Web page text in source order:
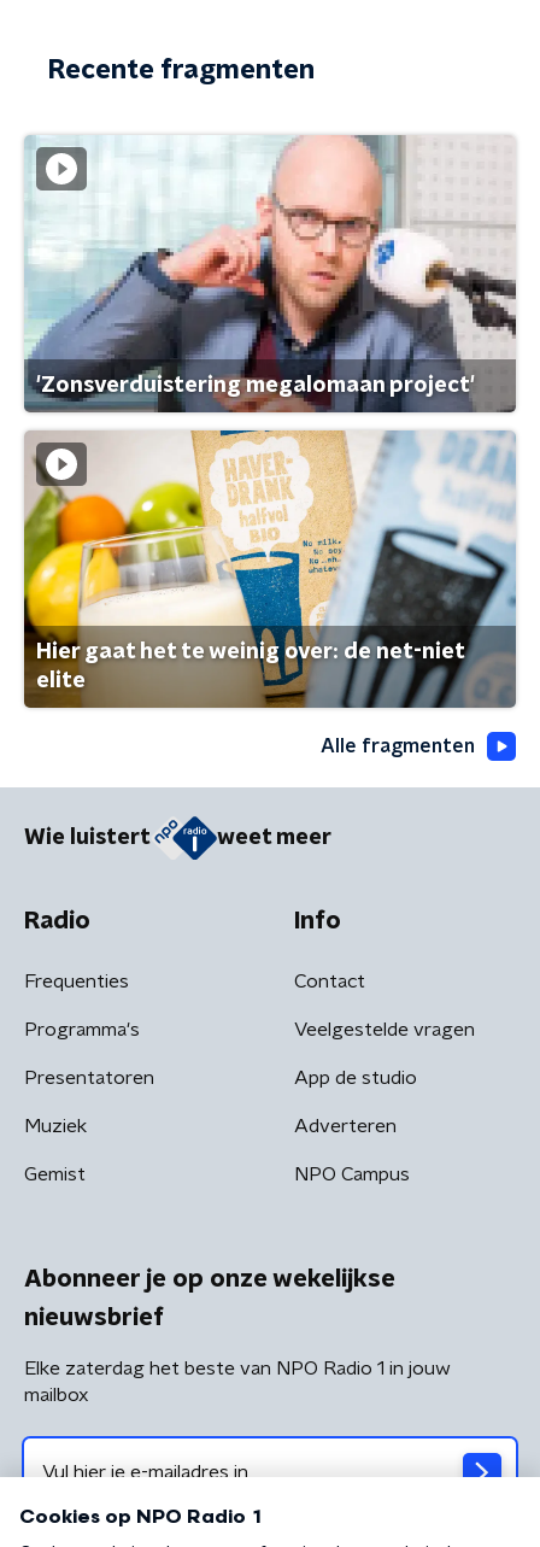
Recente fragmenten
'Zonsverduistering megalomaan project'
Hier gaat het te weinig over: de net-niet
elite
Alle fragmenten
Wie luistert weet meer
Radio
Frequenties
Programma's
Presentatoren
Muziek
Gemist
Info
Contact
Veelgestelde vragen
App de studio
Adverteren
NPO Campus
Abonneer je op onze wekelijkse
nieuwsbrief
Elke zaterdag het beste van NPO Radio 1 in jouw
mailbox